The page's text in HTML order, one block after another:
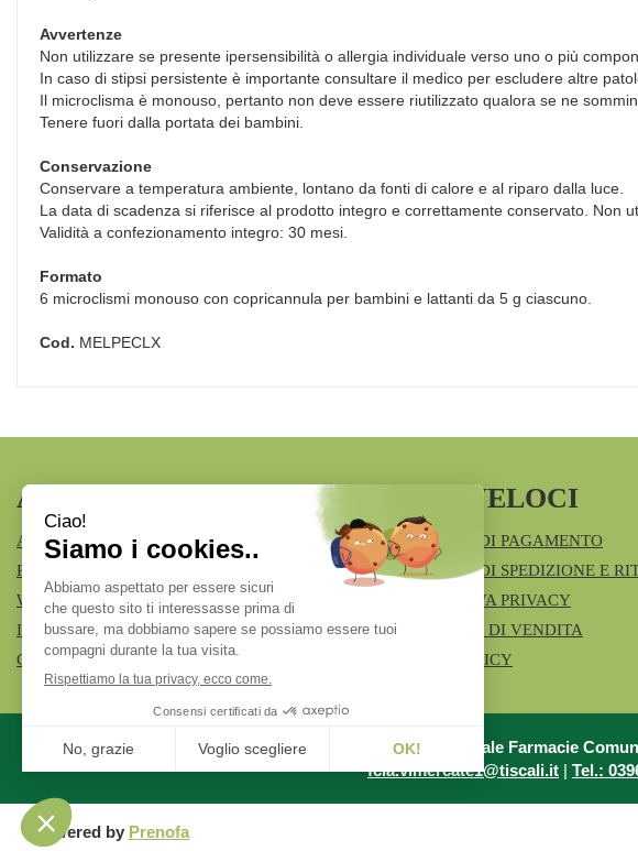
Avvertenze
Non utilizzare se presente ipersensibilità o allergia individuale verso uno o più
In caso di stipsi persistente è importante consultare il medico per escludere altre
Il microclisma è monouso, pertanto non deve essere riutilizzato qualora se ne
Tenere fuori dalla portata dei bambini.
Conservazione
Conservare a temperatura ambiente, lontano da fonti di calore e al riparo dalla luce.
La data di scadenza si riferisce al prodotto integro e correttamente conservato. Non
Validità a confezionamento integro: 30 mesi.
Formato
6 microclismi monouso con copricannula per bambini e lattanti da 5 g ciascuno.
Cod. MELPECLX
AREA UTENTE
ACCEDI
REGISTRATI
WISHLIST
ISCRIZIONE ALLA NEWSLETTER
CONTATTI
LINK VELOCI
MODALITÀ DI PAGAMENTO
MODALITÀ DI SPEDIZIONE E
INFORMATIVA PRIVACY
CONDIZIONI DI VENDITA
COOKIE POLICY
Azienda Speciale Farmacie
fcia.vimercate1@tiscali.it | Tel.:
Powered by Prenofa